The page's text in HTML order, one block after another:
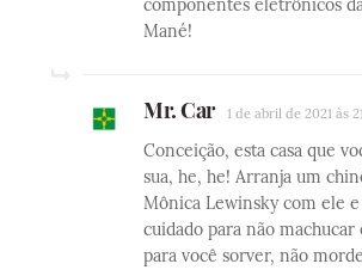
componentes eletrônicos
Mané!
Mr. Car 1 de abril de 2021 às
Conceição, esta casa que
sua, he, he! Arranja um
Mônica Lewinsky com ele
cuidado para não machucar
para você sorver, não